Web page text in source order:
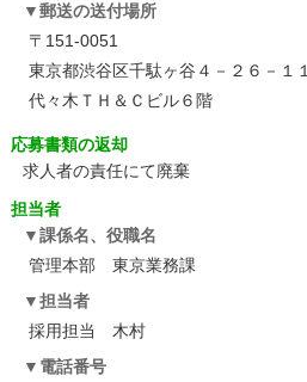
郵送の送付場所
〒151-0051
東京都渋谷区千駄ヶ谷４－２６－１１
代々木ＴＨ＆Ｃビル６階
応募書類の返却
求人者の責任にて廃棄
担当者
課係名、役職名
管理本部 東京業務課
担当者
採用担当 木村
電話番号